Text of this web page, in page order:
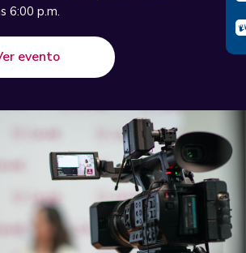
6:00 p.m.
evento